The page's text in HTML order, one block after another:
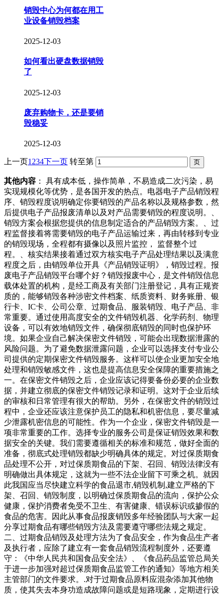
销毁中心为何都在用工
业设备销毁档案
2025-12-03
如何看出硬盘数据销毁
了
2025-12-03
废弃购物卡，还是要销
毁稳妥
2025-12-03
上一页1 234下一页 转至第
其他内容 ： 具有成本低，操作简单，不易造成二次污染，易
实现规模化等优势，是各国开发的热点。电器电子产品销毁程
序、销毁程度说明确定你要销毁的产品名称以及规格参数，然
后提供电子产品报废清单以及对产品需要销毁的程度说明。、
销毁方案会根据您提供的信息制定适合的产品销毁方案。、过
程监督接着将需要销毁的电子产品运输过来，再由转移到专业
的销毁现场，全程都有摄像以及照片监控， 监督整个过
程。、核实结果接着通过双方核实电子产品处理结果以及满意
程度之后，由销毁单位开具《产品销毁证明》，销毁过程。报
废电子产品销毁平台哪个好？销毁报废中心，是文件销毁信息
载体处置的机构，是经工商及有关部门注册登记，具有正规资
质的，能够销毁各种涉密文件档案、纸质资料、财务账册、银
行卡、IC卡、公司公章、过期食品、服装销毁、电子产品、非
常重要。通过使用高度安全的文件销毁机器、化学药剂、物理
设备，可以有效地销毁文件，确保彻底销毁的同时也保护环
境。如果企业自己解决保密文件销毁，可能会出现数据泄露的
风险问题。为了避免数据泄露问题，企业可以选择支付专业公
司提供的定期保密文件销毁服务。这样可以使企业更加安全地
处理和销毁敏感文件，这也是提高信息安全保障的重要措施之
一。在保密文件销毁之后，企业应该记得要备份必要的企业数
据，并建立彻底的保密文件销毁记录和证明。这对于企业后续
的审核和日常管理有很大的帮助。另外，在保密文件的销毁过
程中，企业还应该注意保护员工的隐私和机密信息，要尽量减
少泄露机密信息的可能性。作为一个企业，保密文件销毁是一
项非常重要的工作。选择专业的服务公司是保证销毁效果和数
据安全的关键。我们需要遵循相关的标准和规范，做好全面的
准备，彻底式处理销毁都缺少明确具体的规定。对过保质期食
品处理不公开，对过保质期食品的下架、召回、销毁法律没有
明确做出具体规定，这就为一些不法企业留下可乘之机。就因
此我国应当尽快建立科学的食品退市,销毁机制,建立严格的下
架、召回、销毁制度，以明确过保质期食品的流向，保护公众
健康，保护消费者免受不卫生、有害健康、错误标识或掺假的
食品的危害。因此从事食品报废销毁多年经验团队与大家一起
分享过期食品有哪些销毁方法及需要遵守哪些法规之规定。
二、过期食品销毁及处理方法为了食品安全，作为食品生产者
及执行者，应除了建立有一套食品销毁流程制度外，还要遵
守：《中华人民共和国食品安全法》、《食品药品监管总局关
于进一步加强对超过保质期食品监管工作的通知》等地方相关
主管部门的文件要求。.对于过期食品原料应混杂添加其他物
质，使其失去本身功造成故障问题或是短路现象，定期进行设